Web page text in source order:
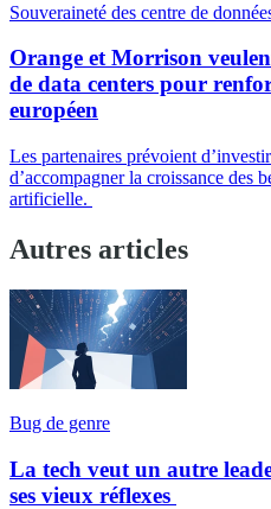
Souveraineté des centre de
Orange et Morrison
de data centers pour
européen
Les partenaires prévoient
d’accompagner la croissance des
artificielle.
Autres articles
Bug de genre
La tech veut un autre
ses vieux réflexes